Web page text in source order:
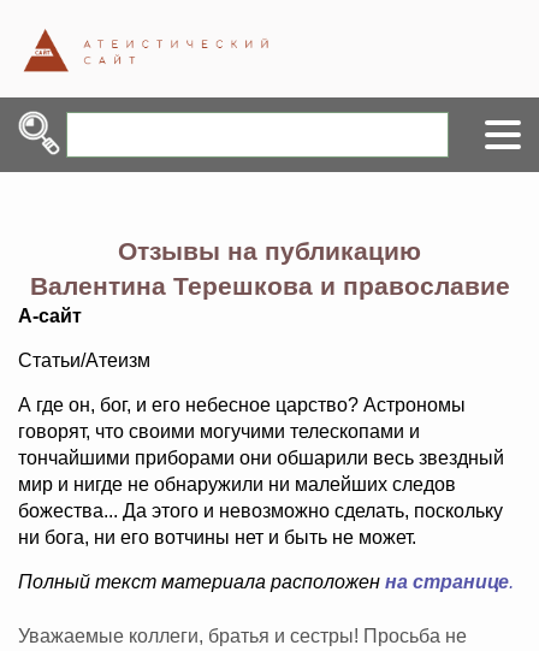
Отзывы на публикацию
Валентина Терешкова и православие
А-сайт
Статьи/Атеизм
А где он, бог, и его небесное царство? Астрономы
говорят, что своими могучими телескопами и
тончайшими приборами они обшарили весь звездный
мир и нигде не обнаружили ни малейших следов
божества... Да этого и невозможно сделать, поскольку
ни бога, ни его вотчины нет и быть не может.
Полный текст материала расположен на странице.
Уважаемые коллеги, братья и сестры! Просьба не